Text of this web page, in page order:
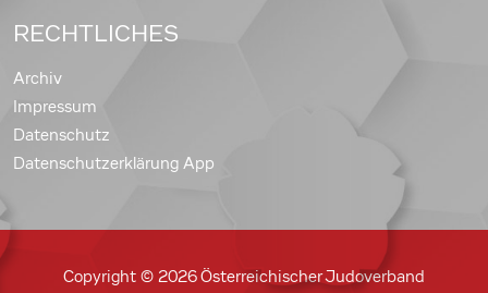
RECHTLICHES
Archiv
Impressum
Datenschutz
Datenschutzerklärung App
Copyright © 2026 Österreichischer Judoverband